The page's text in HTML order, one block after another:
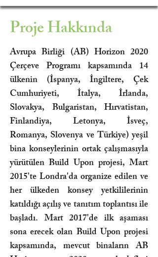
Proje Hakkında
Avrupa Birliği (AB) Horizon 2020
Çerçeve Programı kapsamında 14
ülkenin (İspanya, İngiltere, Çek
Cumhuriyeti, İtalya, İrlanda,
Slovakya, Bulgaristan, Hırvatistan,
Finlandiya, Letonya, İsveç,
Romanya, Slovenya ve Türkiye) yeşil
bina konseylerinin ortak çalışmasıyla
yürütülen Build Upon projesi, Mart
2015'te Londra'da organize edilen ve
her ülkeden konsey yetkililerinin
katıldığı açılış ve tanıtım toplantısı ile
başladı. Mart 2017'de ilk aşaması
sona erecek olan Build Upon projesi
kapsamında, mevcut binaların AB